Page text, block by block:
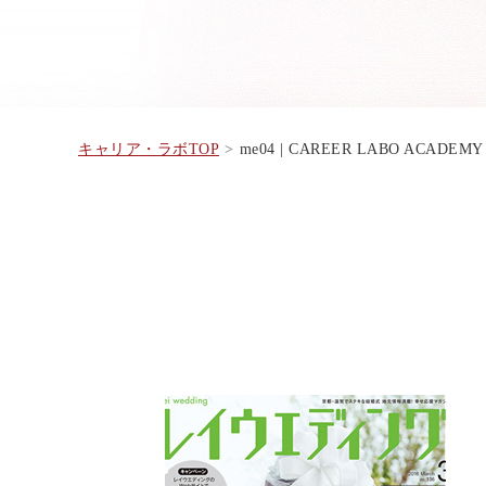
キャリア・ラボTOP me04 | CAREER LABO ACADEMY